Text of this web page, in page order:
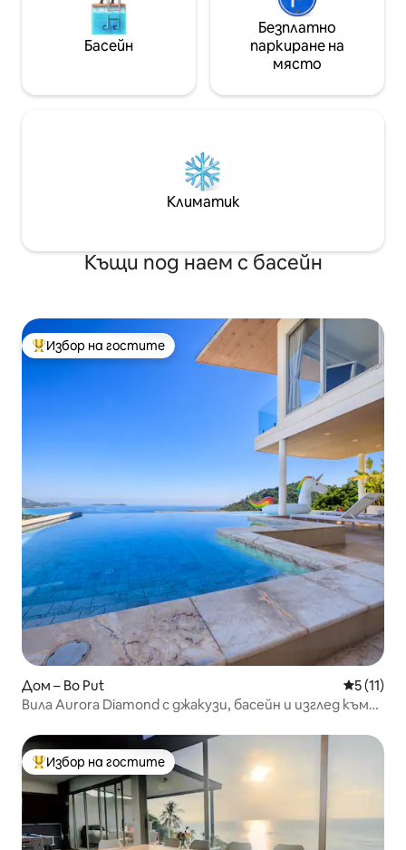
Басейн
Безплатно
паркиране на
място
Климатик
Къщи под наем с басейн
Най-популярен избор на гостите
Избор на гостите
Дом – Bo Put Средна
5 (11)
Вила Aurora Diamond с джакузи, басейн и изглед към
Най-популярен избор на гостите
Избор на гостите